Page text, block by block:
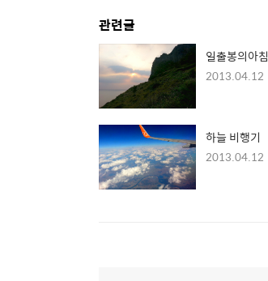
관련글
일출봉의아침
2013.04.12
하늘 비행기
2013.04.12